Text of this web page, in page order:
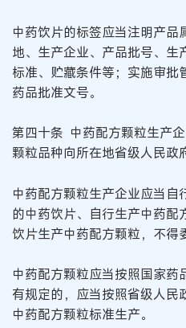
中药饮片的标签应当注明产
地、生产企业、产品批号、生
标准、贮藏条件等；实施审批
药品批准文号。
第四十条 中药配方颗粒生产
颗粒品种向所在地省级人民政
中药配方颗粒生产企业应当
的中药饮片、自行生产中药配
饮片生产中药配方颗粒，不得
中药配方颗粒应当按照国家
有规定的，应当按照省级人民
中药配方颗粒标准生产。